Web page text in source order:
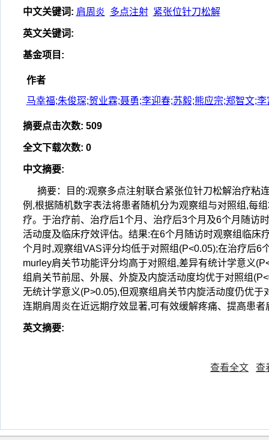
中文关键词: 肩周炎 多点注射 紧张位针刀松解
英文关键词:
基金项目 :
作者
马幸福;朱俊琛;贺业霖;聂勇;李迎春;苏毅;熊应宗;郑智文;
摘要点击次数: 509
全文下载次数: 0
中文摘要:
摘要：目的:观察多点注射联合紧张位针刀松解治疗粘
例,根据随机数字表法将患者随机分为观察组与对照组,每
疗。于治疗前、治疗后1个月、治疗后3个月及6个月随访
活动度及临床疗效评估。结果:在6个月随访时观察组临床
个月时,观察组VAS评分均低于对照组(P<0.05);在治疗后
murley肩关节功能评分均高于对照组,差异有统计学意义
组肩关节前屈、外展、外旋及内旋活动度均优于对照组
无统计学意义(P>0.05),但观察组肩关节内旋活动度仍优
连期肩周炎在近远期疗效显著,可有效缓解疼痛、提高患
英文摘要:
查看全文 查